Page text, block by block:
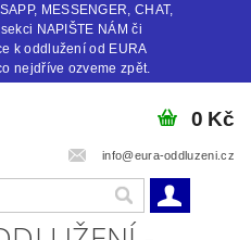
MESSENGER, CHAT,
NAPIŠTE NÁM či
k oddlužení od EURA
nejdříve ozveme zpět.
info@eura-oddluzeni.cz
0 Kč